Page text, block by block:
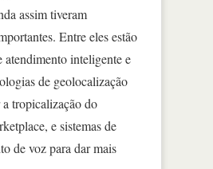
assim tiveram
Entre eles estão
atendimento inteligente e
de geolocalização
tropicalização do
e sistemas de
de voz para dar mais